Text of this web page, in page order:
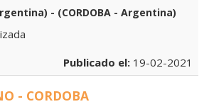
- (CORDOBA - Argentina)
Publicado el: 19-02-2021
- CORDOBA